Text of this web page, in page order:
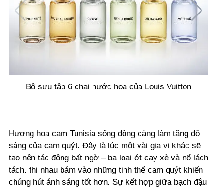
Bộ sưu tập 6 chai nước hoa của Louis Vuitton
Hương hoa cam Tunisia sống động càng làm tăng độ
sáng của cam quýt. Đây là lúc một vài gia vị khác sẽ
tạo nên tác động bất ngờ – ba loại ớt cay xè và nổ lách
tách, thi nhau bám vào những tinh thể cam quýt khiến
chúng hút ánh sáng tốt hơn. Sự kết hợp giữa bạch đậu